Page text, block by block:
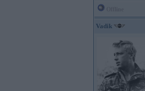
Vadik